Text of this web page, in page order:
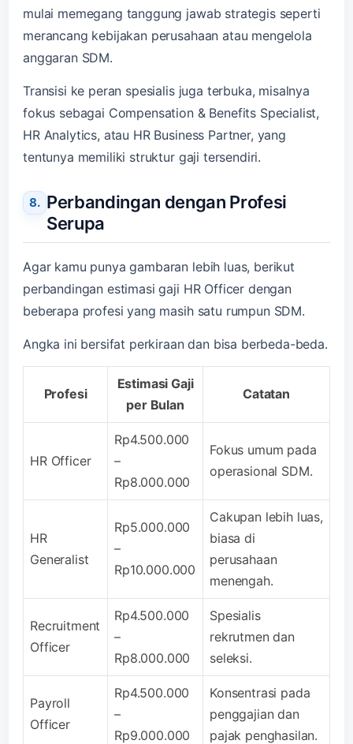
mulai memegang tanggung jawab strategis seperti
merancang kebijakan perusahaan atau mengelola
anggaran SDM.
Transisi ke peran spesialis juga terbuka, misalnya
fokus sebagai Compensation & Benefits Specialist,
HR Analytics, atau HR Business Partner, yang
tentunya memiliki struktur gaji tersendiri.
Perbandingan dengan Profesi
Serupa
Agar kamu punya gambaran lebih luas, berikut
perbandingan estimasi gaji HR Officer dengan
beberapa profesi yang masih satu rumpun SDM.
Angka ini bersifat perkiraan dan bisa berbeda-beda.
Profesi
Estimasi Gaji
per Bulan
Catatan
HR Officer
Rp4.500.000
–
Rp8.000.000
Fokus umum pada
operasional SDM.
HR
Generalist
Rp5.000.000
–
Rp10.000.000
Cakupan lebih luas,
biasa di
perusahaan
menengah.
Recruitment
Officer
Rp4.500.000
–
Rp8.000.000
Spesialis
rekrutmen dan
seleksi.
Payroll
Officer
Rp4.500.000
–
Rp9.000.000
Konsentrasi pada
penggajian dan
pajak penghasilan.